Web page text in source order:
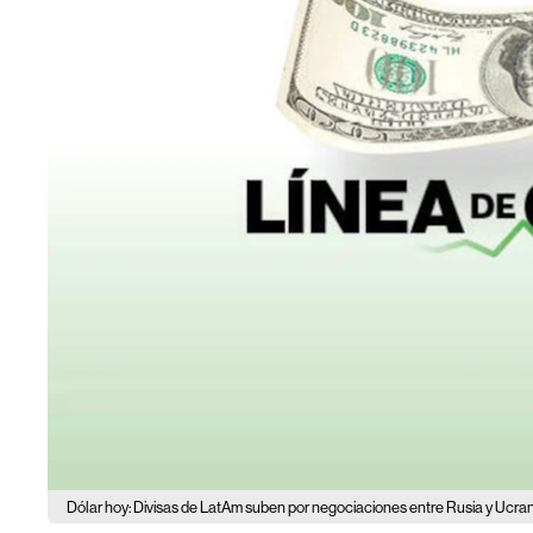
Dólar hoy: Divisas de LatAm suben por negociaciones entre Rusia y